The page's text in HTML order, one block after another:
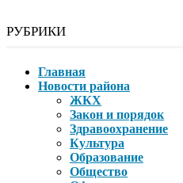
РУБРИКИ
Главная
Новости района
ЖКХ
Закон и порядок
Здравоохранение
Культура
Образование
Общество